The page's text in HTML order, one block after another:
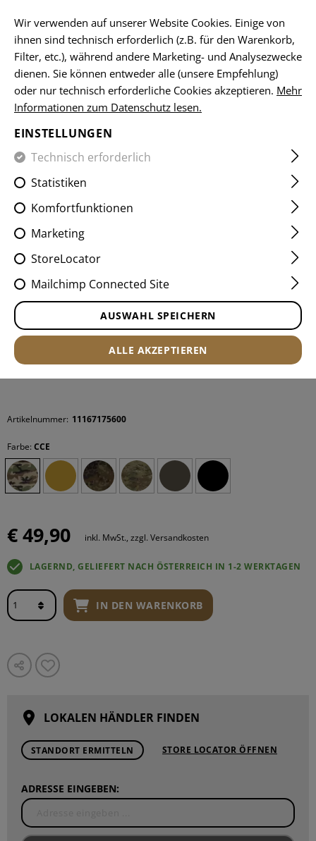
HOME EQUIPMENT TASCHEN MEDIC POUCHES
IFAK RIP-OFF POUCH CORE
Artikelnummer: 11167175600
Farbe: CCE
€ 49,90 inkl. MwSt., zzgl. Versandkosten
LAGERND, GELIEFERT NACH ÖSTERREICH IN 1-2 WERKTAGEN
IN DEN WARENKORB
LOKALEN HÄNDLER FINDEN
STANDORT ERMITTELN STORE LOCATOR ÖFFNEN
ADRESSE EINGEBEN:
Wir verwenden auf unserer Website Cookies. Einige von
ihnen sind technisch erforderlich (z.B. für den Warenkorb,
Filter, etc.), während andere Marketing- und Analysezwecke
dienen. Sie können entweder alle (unsere Empfehlung)
oder nur technisch erforderliche Cookies akzeptieren. Mehr
Informationen zum Datenschutz lesen.
EINSTELLUNGEN
Technisch erforderlich
Statistiken
Komfortfunktionen
Marketing
StoreLocator
Mailchimp Connected Site
AUSWAHL SPEICHERN
ALLE AKZEPTIEREN